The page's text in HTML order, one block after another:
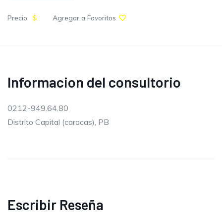
Precio $ Agregar a Favoritos
Informacion del consultorio
0212-949.64.80
Distrito Capital (caracas), PB
Escribir Reseña